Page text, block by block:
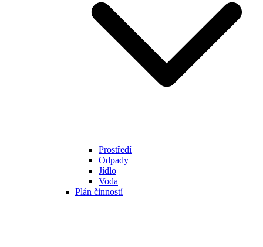
Prostředí
Odpady
Jídlo
Voda
Plán činností